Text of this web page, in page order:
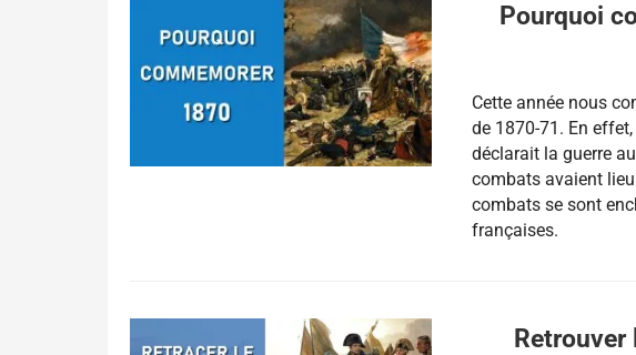
Pourquoi
Cette année nous
de 1870-71. En
déclarait la guerre
combats avaient
combats se sont
françaises.
Retrouver